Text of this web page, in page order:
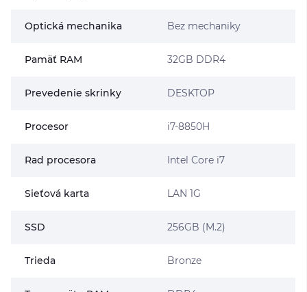
Optická mechanika Bez mechaniky
Pamäť RAM 32GB DDR4
Prevedenie skrinky DESKTOP
Procesor i7-8850H
Rad procesora Intel Core i7
Sieťová karta LAN 1G
SSD 256GB (M.2)
Trieda Bronze